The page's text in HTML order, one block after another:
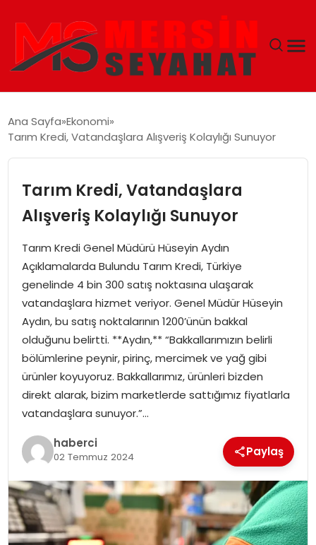
EĞITIM
TEKNOLOJI
GÜNCEL
Ana Sayfa Ekonomi
Tarım Kredi, Vatandaşlara Alışveriş Kolaylığı Sunuyor
Tarım Kredi, Vatandaşlara
Alışveriş Kolaylığı Sunuyor
Tarım Kredi Genel Müdürü Hüseyin Aydın
Açıklamalarda Bulundu Tarım Kredi, Türkiye
genelinde 4 bin 300 satış noktasına ulaşarak
vatandaşlara hizmet veriyor. Genel Müdür Hüseyin
Aydın, bu satış noktalarının 1200’ünün bakkal
olduğunu belirtti. **Aydın,** “Bakkallarımızın belirli
bölümlerine peynir, pirinç, mercimek ve yağ gibi
ürünler koyuyoruz. Bakkallarımız, ürünleri bizden
direkt alarak, bizim marketlerde sattığımız fiyatlarla
vatandaşlara sunuyor.”…
haberci
02 Temmuz 2024 Paylaş